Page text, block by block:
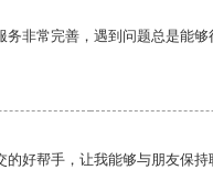
务非常完善，遇到问题总是能
的好帮手，让我能够与朋友保持